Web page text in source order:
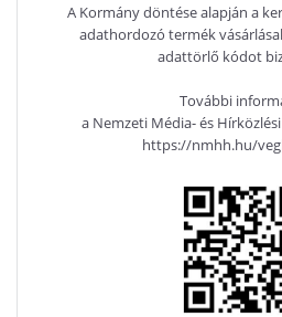
A Kormány döntése alapján a
adathordozó termék
adattörlő kódot
További
a Nemzeti Média- és
https://nmhh.hu/